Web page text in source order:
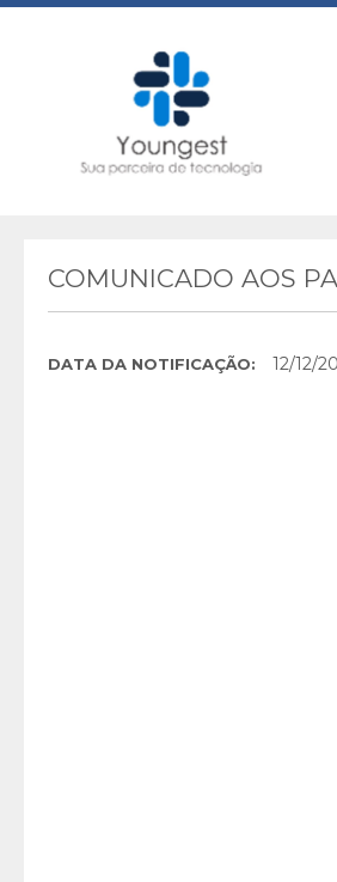
COMUNICADO AOS
DATA DA NOTIFICAÇÃO: 12/12/